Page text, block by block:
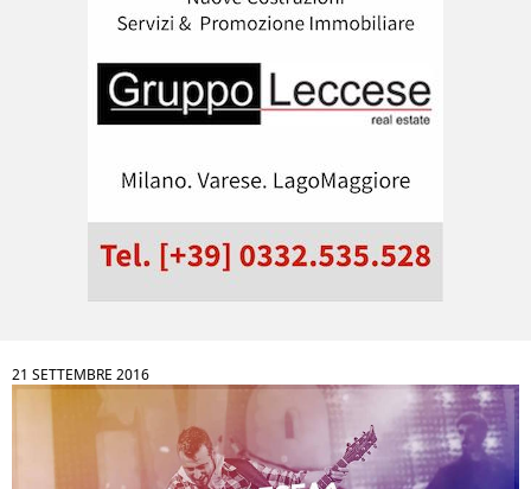
21 SETTEMBRE 2016